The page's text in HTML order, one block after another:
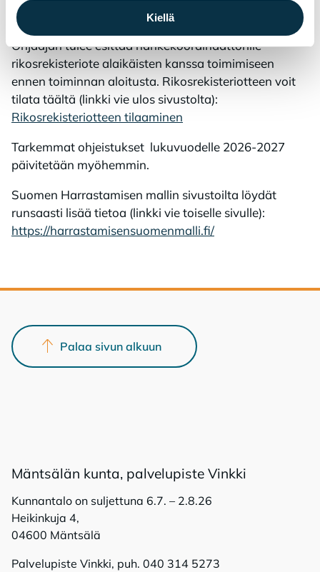
Kiellä
Toiminnan tulee noudattaa Suomen lakia, sekä
nuorisotyön ammattieettisiä ohjeita. ​
Ohjaajan tulee esittää hankekoordinaattorille
rikosrekisteriote alaikäisten kanssa toimimiseen
ennen toiminnan aloitusta. Rikosrekisteriotteen voit
tilata täältä (linkki vie ulos sivustolta)​:
Rikosrekisteriotteen tilaaminen
Tarkemmat ohjeistukset lukuvuodelle 2026-2027
päivitetään myöhemmin.
Suomen Harrastamisen mallin sivustoilta löydät
runsaasti lisää tietoa (linkki vie toiselle sivulle):
https://harrastamisensuomenmalli.fi/
Mänt­sä­län kun­ta, pal­ve­lu­pis­te Vink­ki
Kunnantalo on suljettuna 6.7. – 2.8.26
Heikinkuja 4,
04600 Mäntsälä
Palvelupiste Vinkki, puh. 040 314 5273
Palaa sivun alkuun